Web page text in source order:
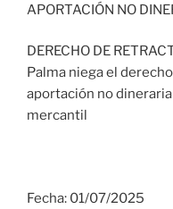
APORTACIÓN NO
DERECHO DE
Palma niega el
aportación no
mercantil
Fecha: 01/07/2025